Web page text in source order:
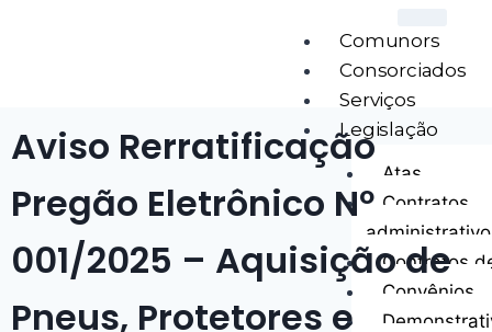
Comunors
Consorciados
Serviços
Legislação
Atas
Contratos
Contratos
Convênios
Aviso Rerratificação
Pregão Eletrônico Nº
001/2025 – Aquisição de
Pneus, Protetores e